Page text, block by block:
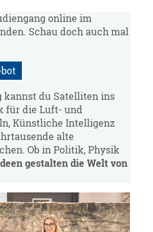
online im
Schau doch auch mal
kannst du Satelliten ins
für die Luft- und
Künstliche Intelligenz
alte
Ob in Politik, Physik
gestalten die Welt von